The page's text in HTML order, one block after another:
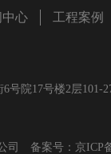
中心 工程案例
号院17号楼2层
司 备案号： 京ICP